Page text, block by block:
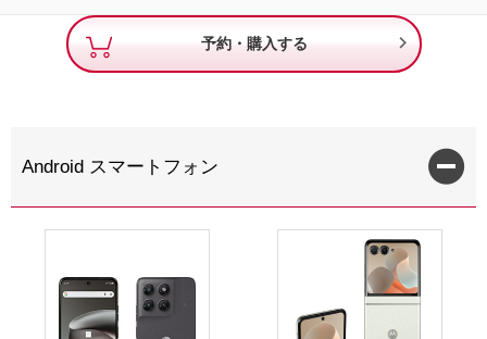
予約・購入する 
Android スマートフォン